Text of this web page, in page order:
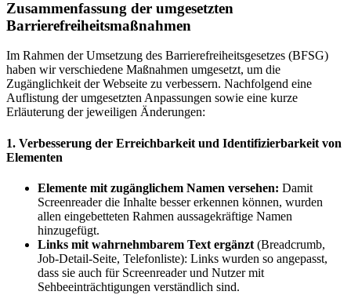
Zusammenfassung der umgesetzten
Barrierefreiheitsmaßnahmen
Im Rahmen der Umsetzung des Barrierefreiheitsgesetzes (BFSG)
haben wir verschiedene Maßnahmen umgesetzt, um die
Zugänglichkeit der Webseite zu verbessern. Nachfolgend eine
Auflistung der umgesetzten Anpassungen sowie eine kurze
Erläuterung der jeweiligen Änderungen:
1. Verbesserung der Erreichbarkeit und Identifizierbarkeit von
Elementen
Elemente mit zugänglichem Namen versehen: Damit
Screenreader die Inhalte besser erkennen können, wurden
allen eingebetteten Rahmen aussagekräftige Namen
hinzugefügt.
Links mit wahrnehmbarem Text ergänzt (Breadcrumb,
Job-Detail-Seite, Telefonliste): Links wurden so angepasst,
dass sie auch für Screenreader und Nutzer mit
Sehbeeinträchtigungen verständlich sind.